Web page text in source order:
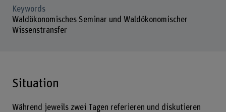
Keywords
Waldökonomisches Seminar und Waldökonomischer
Wissenstransfer
Situation
Während jeweils zwei Tagen referieren und diskutieren